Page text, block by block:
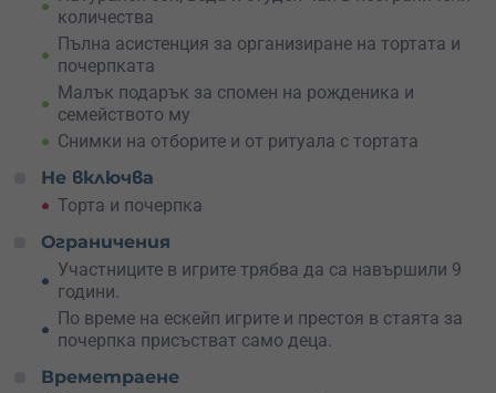
спомените ще останат живи дълго след като
приключението е завършило.
Резервирай сега и подари на детето си най-
запомнящия се рожден ден!
количества
Пълна асистенция за организиране на тортата и
почерпката
Малък подарък за спомен на рожденика и
семейството му
Снимки на отборите и от ритуала с тортата
Не включва
Торта и почерпка
Ограничения
Участниците в игрите трябва да са навършили 9
години.
По време на ескейп игрите и престоя в стаята за
почерпка присъстват само деца.
Времетраене